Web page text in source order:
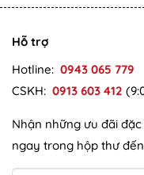
Vì sao túi bao tử trở
ngày một thể hiện sự
Cho đến thời điểm hiện
Vì thiết kế đẹp và sang
Hiện nay, sản phẩm này
và màu sắc. Nó phù hợp
Hỗ trợ
Hotline: 0943 065 779
CSKH: 0913 603 412
Nhận những ưu đãi
ngay trong hộp thư